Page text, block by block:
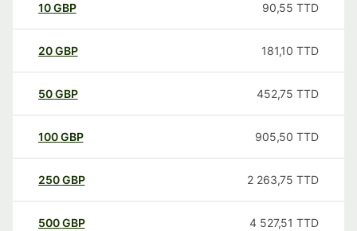
10GBP 90,55 TTD
20GBP 181,10 TTD
50GBP 452,75 TTD
100GBP 905,50 TTD
250GBP 2 263,75 TTD
500GBP 4 527,51 TTD